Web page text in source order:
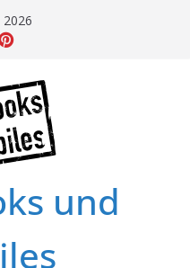
2026
und